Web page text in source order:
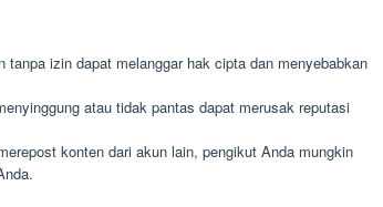
tanpa izin dapat melanggar hak cipta dan menyebabkan
atau tidak pantas dapat merusak reputasi
konten dari akun lain, pengikut Anda mungkin